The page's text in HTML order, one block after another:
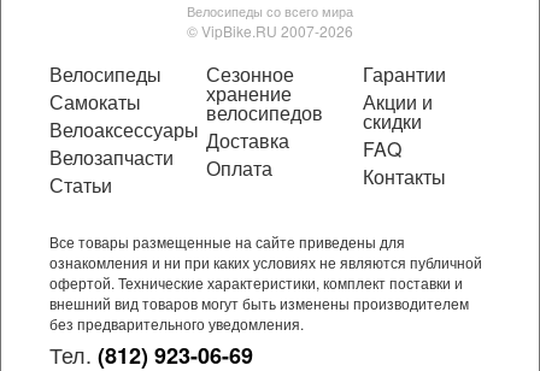
Велосипеды со всего мира
© VipBike.RU 2007-2026
Велосипеды
Самокаты
Велоаксессуары
Велозапчасти
Статьи
Сезонное
хранение
велосипедов
Доставка
Оплата
Гарантии
Акции и
скидки
FAQ
Контакты
Все товары размещенные на сайте приведены для
ознакомления и ни при каких условиях не являются публичной
офертой. Технические характеристики, комплект поставки и
внешний вид товаров могут быть изменены производителем
без предварительного уведомления.
Тел. (812) 923-06-69